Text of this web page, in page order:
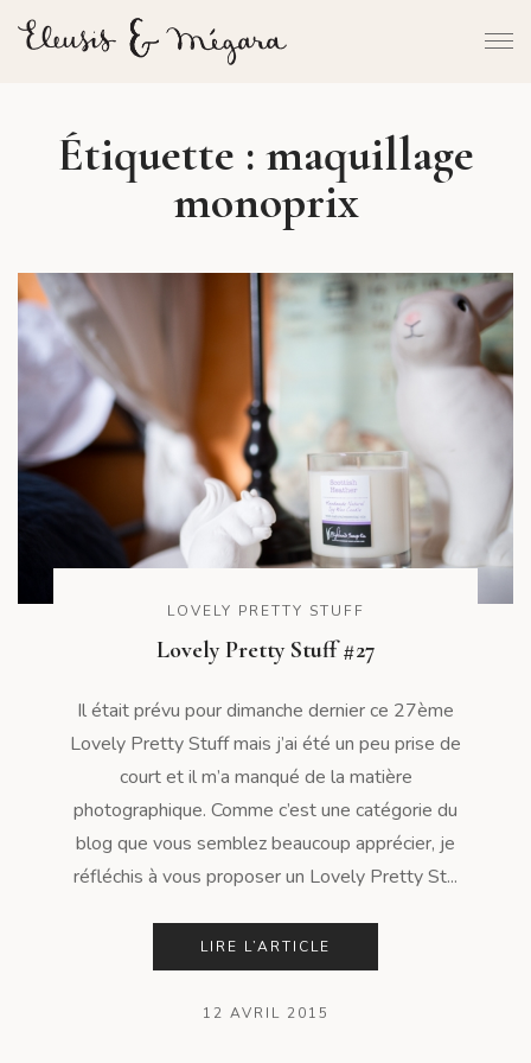
Étiquette : maquillage
monoprix
LOVELY PRETTY STUFF
Lovely Pretty Stuff #27
Il était prévu pour dimanche dernier ce 27ème
Lovely Pretty Stuff mais j’ai été un peu prise de
court et il m’a manqué de la matière
photographique. Comme c’est une catégorie du
blog que vous semblez beaucoup apprécier, je
réfléchis à vous proposer un Lovely Pretty St...
LIRE L’ARTICLE
12 AVRIL 2015